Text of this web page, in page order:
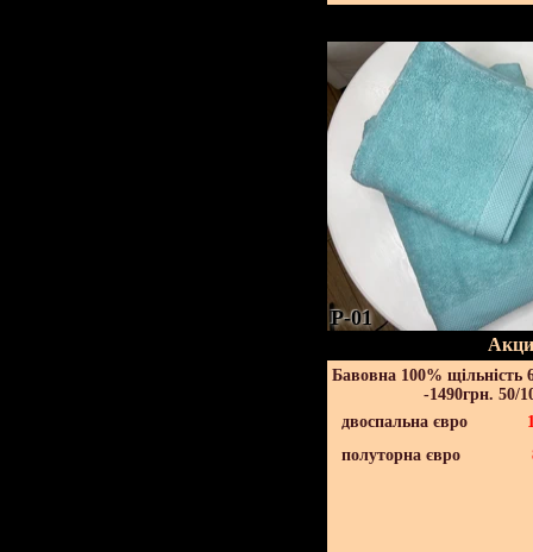
P-01
Бавовна 100% щільність
-1490грн. 50/
двоспальна євро
полуторна євро